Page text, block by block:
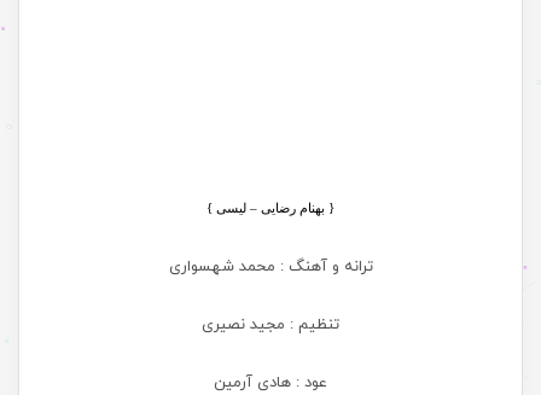
{ بهنام رضایی – لیسی }
ترانه و آهنگ : محمد شهسواری
تنظیم : مجید نصیری
عود : هادی آرمین